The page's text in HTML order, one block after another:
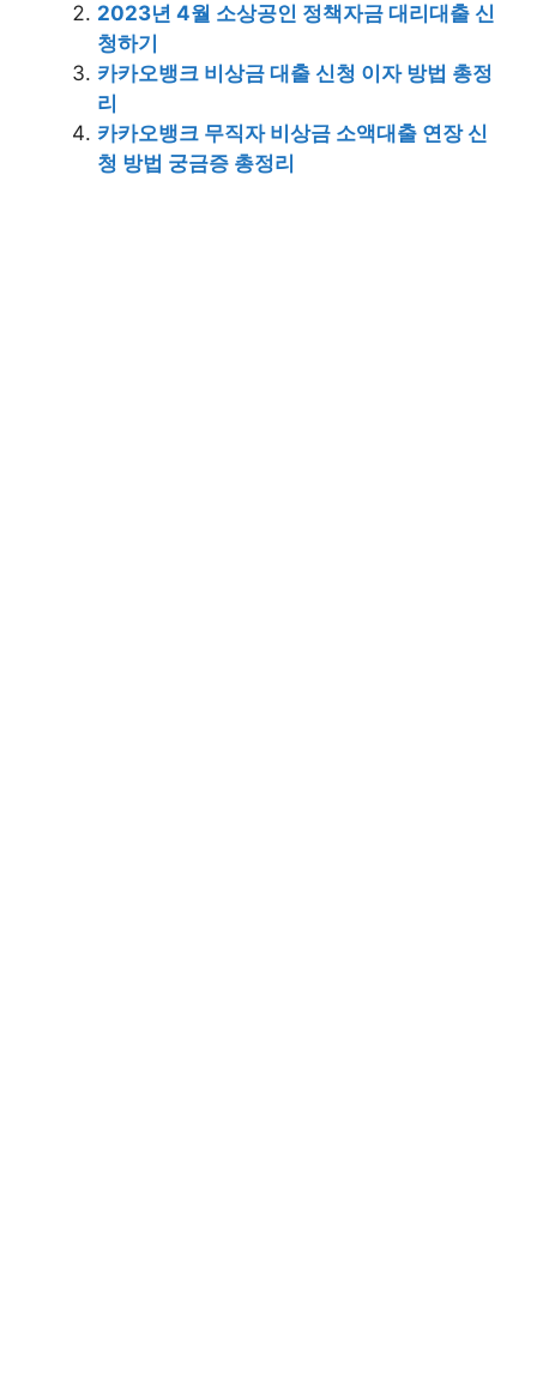
2023년 4월 소상공인 정책자금 대리대출 신
청하기
카카오뱅크 비상금 대출 신청 이자 방법 총정
리
카카오뱅크 무직자 비상금 소액대출 연장 신
청 방법 궁금증 총정리